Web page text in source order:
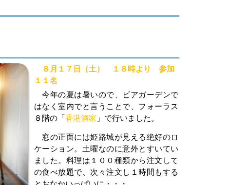
８月１７日（土） １８時より 参加
１１名
今年の夏は暑いので、ビアガーデンで
はなく室内でと言うことで、フォーラス
８階の「 香港酒家 」で行いました。
窓の正面には姫路城が見える絶好のロ
ケーション。土曜なのに意外とすいてい
ました。料理は１００種類から注文して
の食べ放題で、次々注文し１時間もする